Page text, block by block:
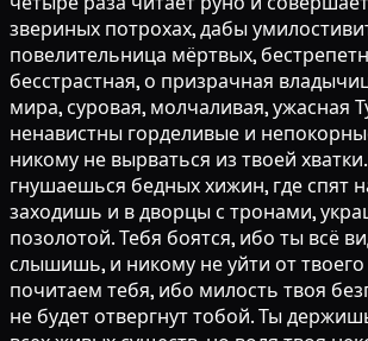
звериных потрохах, дабы
повелительница мёртвых,
бесстрастная, о призрачная
мира, суровая, молчаливая, ужасная
ненавистны горделивые и
никому не вырваться из твоей
гнушаешься бедных хижин, где спят
заходишь и в дворцы с тронами,
позолотой. Тебя боятся, ибо ты всё
слышишь, и никому не уйти от
почитаем тебя, ибо милость твоя
не будет отвергнут тобой. Ты